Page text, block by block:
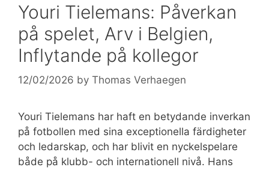
Youri Tielemans: Påverkan
på spelet, Arv i Belgien,
Inflytande på kollegor
12/02/2026 by Thomas Verhaegen
Youri Tielemans har haft en betydande inverkan
på fotbollen med sina exceptionella färdigheter
och ledarskap, och har blivit en nyckelspelare
både på klubb- och internationell nivå. Hans